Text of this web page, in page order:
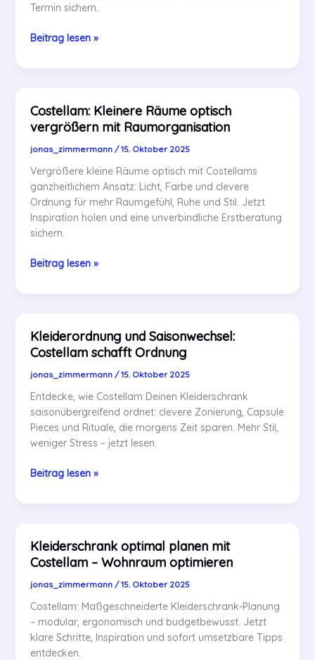
Termin sichern.
Costellam:
Beitrag lesen »
Costellam: Kleinere Räume optisch
vergrößern mit Raumorganisation
jonas_zimmermann /15. Oktober 2025
Vergrößere kleine Räume optisch mit Costellams
ganzheitlichem Ansatz: Licht, Farbe und clevere
Ordnung für mehr Raumgefühl, Ruhe und Stil. Jetzt
Inspiration holen und eine unverbindliche Erstberatung
sichern.
Costellam:
mit
Raumorganisation
Beitrag lesen »
Kleiderordnung und Saisonwechsel:
Costellam schafft Ordnung
jonas_zimmermann /15. Oktober 2025
Entdecke, wie Costellam Deinen Kleiderschrank
saisonübergreifend ordnet: clevere Zonierung, Capsule
Pieces und Rituale, die morgens Zeit sparen. Mehr Stil,
weniger Stress – jetzt lesen.
Kleiderordnung
Ordnung
Beitrag lesen »
Kleiderschrank optimal planen mit
Costellam – Wohnraum optimieren
jonas_zimmermann /15. Oktober 2025
Costellam: Maßgeschneiderte Kleiderschrank-Planung
– modular, ergonomisch und budgetbewusst. Jetzt
klare Schritte, Inspiration und sofort umsetzbare Tipps
entdecken.